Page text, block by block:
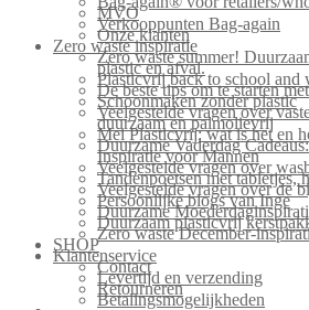
MVO
Verkooppunten Bag-again
Onze klanten
Zero waste inspiratie
Zero waste summer!
plastic en afval.
Plasticvrij back to school and
De beste tips om te starten
Schoonmaken zonder plastic
Veelgestelde vragen over
duurzaam en palmolievrij
Mei Plasticvrij: wat is het en
Duurzame Vaderdag
Inspiratie voor Mannen
Veelgestelde vragen over
Tandenpoetsen met tabletjes,
Veelgestelde vragen over de
Persoonlijke blogs van Inge
Duurzame
Duurzaam plasticvrij
Zero waste December-
SHOP
Klantenservice
Contact
Levertijd en verzending
Retourneren
Betalingsmogelijkheden